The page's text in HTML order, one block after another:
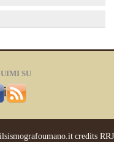
SU
credits RRJ